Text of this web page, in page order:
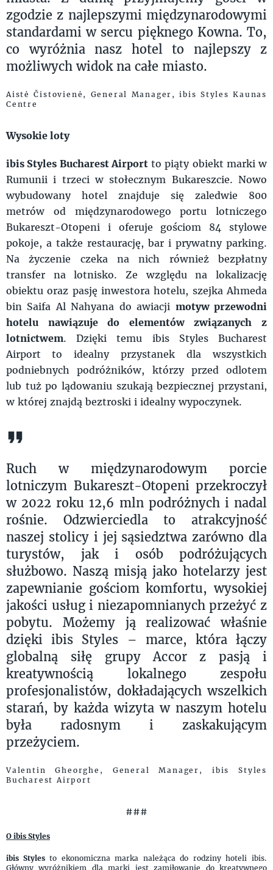
zgodzie z najlepszymi międzynarodowymi
standardami w sercu pięknego Kowna. To,
co wyróżnia nasz hotel to najlepszy z
możliwych widok na całe miasto.
Aistė Čistovienė, General Manager, ibis Styles Kaunas
Centre
Wysokie loty
ibis Styles Bucharest Airportto piąty obiekt marki w
Rumunii i trzeci w stołecznym Bukareszcie. Nowo
wybudowany hotel znajduje się zaledwie 800
metrów od międzynarodowego portu lotniczego
Bukareszt-Otopeni i oferuje gościom 84 stylowe
pokoje, a także restaurację, bar i prywatny parking.
Na życzenie czeka na nich również bezpłatny
transfer na lotnisko. Ze względu na lokalizację
obiektu oraz pasję inwestora hotelu, szejka Ahmeda
bin Saifa Al Nahyana do awiacji motyw przewodni
hotelu nawiązuje do elementów związanych z
lotnictwem. Dzięki temu ibis Styles Bucharest
Airport
to idealny przystanek dla wszystkich
podniebnych podróżników, którzy przed odlotem
lub tuż po lądowaniu szukają bezpiecznej przystani,
w której znajdą beztroski i idealny wypoczynek.
Ruch w międzynarodowym porcie
lotniczym Bukareszt-Otopeni przekroczył
w 2022 roku 12,6 mln podróżnych i nadal
rośnie. Odzwierciedla to atrakcyjność
naszej stolicy i jej sąsiedztwa zarówno dla
turystów, jak i osób podróżujących
służbowo. Naszą misją jako hotelarzy jest
zapewnianie gościom komfortu, wysokiej
jakości usług i niezapomnianych przeżyć z
pobytu. Możemy ją realizować właśnie
dzięki ibis Styles – marce, która łączy
globalną siłę grupy Accor z pasją i
kreatywnością lokalnego zespołu
profesjonalistów, dokładających wszelkich
starań, by każda wizyta w naszym hotelu
była radosnym i zaskakującym
przeżyciem.
Valentin Gheorghe, General Manager, ibis Styles
Bucharest Airport
###
O ibis Styles
ibis Stylesto ekonomiczna marka należąca do rodziny hoteli ibis.
Główny wyróżnikiem dla marki jest zamiłowanie do kreatywnego